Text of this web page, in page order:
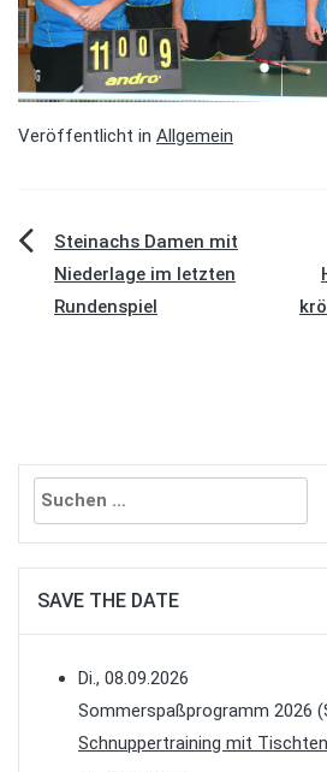
Veröffentlicht in Allgemein
Beitragsnavigation
Steinachs Damen mit
Niederlage im letzten
Rundenspiel
Suchen
nach:
SAVE THE DATE
Di., 08.09.2026
Sommerspaßprogramm 2026
Schnuppertraining mit